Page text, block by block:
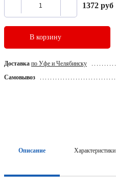
1372 руб
В корзину
Доставка по Уфе и Челябинску
Самовывоз
Описание Характеристики